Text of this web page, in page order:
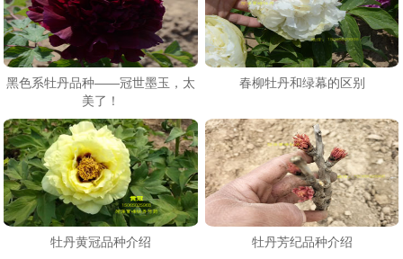
黑色系牡丹品种——冠世墨玉，太
美了！
春柳牡丹和绿幕的区别
牡丹黄冠品种介绍 牡丹芳纪品种介绍